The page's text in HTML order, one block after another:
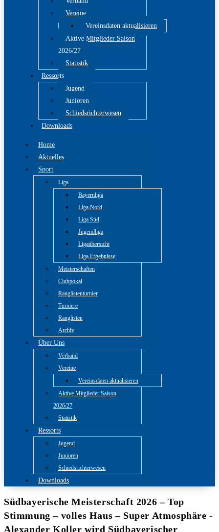
Vereine
Vereinsdaten aktualisieren
Aktive Mitglieder Saison
2026/27
Statistik
Ressorts
Jugend
Junioren
Schiedsrichterwesen
Downloads
Home
Aktuelles
Sport
Liga
Bayernliga
Liga Nord
Liga Süd
Jugendliga
Ligaübersicht
Liga Ergebnisse
Meisterschaften
Clubpokal
Ranglistenturnier
Turniere
Ranglisten
Archiv
Über Uns
Verband
Vereine
Vereinsdaten aktualisieren
Aktive Mitglieder Saison
2026/27
Statistik
Ressorts
Jugend
Junioren
Schiedsrichterwesen
Downloads
Südbayerische Meisterschaft 2026 – Top
Stimmung – volles Haus – Super Atmosphäre -
Alexander Koller wird Südbayerischer